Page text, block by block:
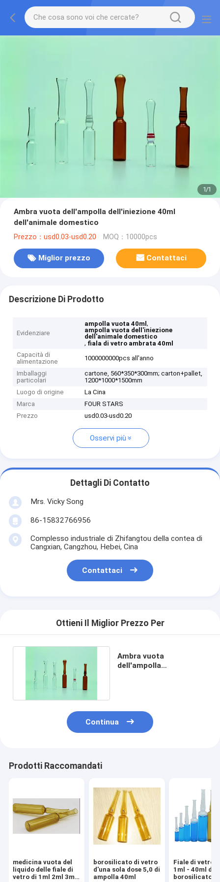
1/1
Ambra vuota dell'ampolla dell'iniezione 40ml
dell'animale domestico
Prezzo：usd0.03-usd0.20 MOQ：10000pcs
Miglior prezzo Contattaci
Descrizione Di Prodotto
Evidenziare
ampolla vuota 40ml,
ampolla vuota dell'iniezione
dell'animale domestico
, fiala di vetro ambrata 40ml
Capacità di
alimentazione
1000000000pcs all'anno
Imballaggi
particolari
cartone, 560*350*300mm; carton+pallet,
1200*1000*1500mm
Luogo di origine
La Cina
Marca
FOUR STARS
Prezzo
usd0.03-usd0.20
Osservi più
Dettagli Di Contatto
Mrs. Vicky Song
86-15832766956
Complesso industriale di Zhifangtou della contea di
Cangxian, Cangzhou, Hebei, Cina
Contattaci
Ottieni Il Miglior Prezzo Per
Ambra vuota
dell'ampolla
Continua
Prodotti Raccomandati
medicina vuota del
liquido delle fiale di
vetro di 1ml 2ml 3ml
borosilicato di vetro
d'una sola dose 5,0 di
ampolla 40ml
Fiale di vetro
1ml - 40ml del
borosilicato